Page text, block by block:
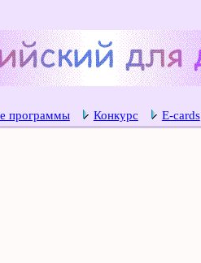
программы Конкурс E-cards